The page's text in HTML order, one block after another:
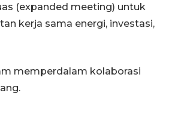
(expanded meeting) untuk
kerja sama energi, investasi,
memperdalam kolaborasi
5,29 persen
08-06 18:45:00